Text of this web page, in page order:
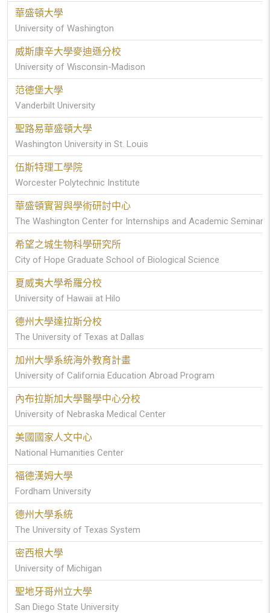
華盛頓大學
University of Washington
威斯康辛大學麥迪遜分校
University of Wisconsin-Madison
范德堡大學
Vanderbilt University
聖路易華盛頓大學
Washington University in St. Louis
伍斯特理工學院
Worcester Polytechnic Institute
華盛頓實習與學術研討中心
The Washington Center for Internships and Academic Seminars
希望之城生物科學研究所
City of Hope Graduate School of Biological Science
夏威夷大學希羅分校
University of Hawaii at Hilo
德州大學達拉斯分校
The University of Texas at Dallas
加州大學系統海外教育計畫
University of California Education Abroad Program
內布拉斯加大學醫學中心分校
University of Nebraska Medical Center
美國國家人文中心
National Humanities Center
福德漢姆大學
Fordham University
德州大學系統
The University of Texas System
密西根大學
University of Michigan
聖地牙哥州立大學
San Diego State University